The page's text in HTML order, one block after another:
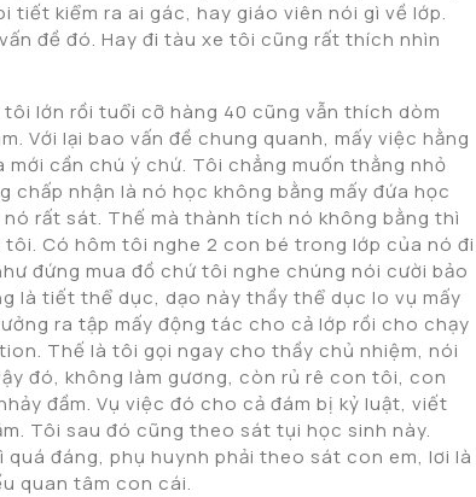
tiết kiểm ra ai gác, hay giáo viên nói gì về lớp.
đề đó. Hay đi tàu xe tôi cũng rất thích nhìn
lớn rồi tuổi cỡ hàng 40 cũng vẫn thích dòm
Với lại bao vấn đề chung quanh, mấy việc hằng
cần chú ý chứ. Tôi chẳng muốn thằng nhỏ
nhận là nó học không bằng mấy đứa học
rất sát. Thế mà thành tích nó không bằng thì
Có hôm tôi nghe 2 con bé trong lớp của nó đi
đứng mua đồ chứ tôi nghe chúng nói cười bảo
là tiết thể dục, dạo này thầy thể dục lo vụ mấy
ra tập mấy động tác cho cả lớp rồi cho chạy
Thế là tôi gọi ngay cho thầy chủ nhiệm, nói
đó, không làm gương, còn rủ rê con tôi, con
đầm. Vụ việc đó cho cả đám bị kỷ luật, viết
Tôi sau đó cũng theo sát tụi học sinh này.
đáng, phụ huynh phải theo sát con em, lơi là
quan tâm con cái.